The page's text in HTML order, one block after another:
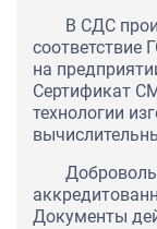
В СДС
соответствие
на
Сертификат
технологии
Документы